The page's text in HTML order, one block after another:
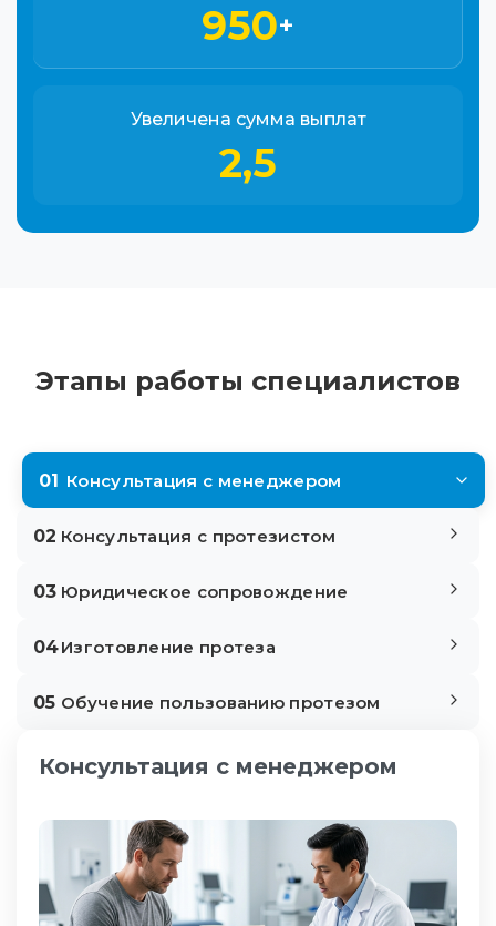
950+
Увеличена сумма выплат
2,5
Этапы работы специалистов
01 Консультация с менеджером
02 Консультация с протезистом
03 Юридическое сопровождение
04Изготовление протеза
05 Обучение пользованию протезом
Консультация с менеджером